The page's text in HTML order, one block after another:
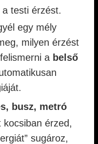
a testi érzést.
egy mély
milyen érzést
a belső
busz, metró
kocsiban érzed,
sugároz,